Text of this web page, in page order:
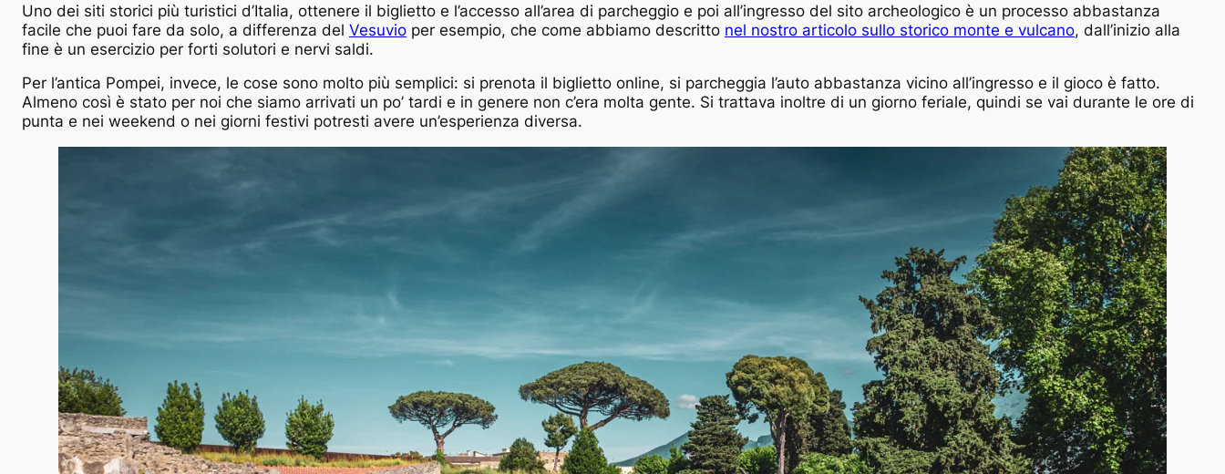
Uno dei siti storici più turistici d’Italia, ottenere il biglietto e l’accesso all’area di parcheggio e poi all’ingresso del sito archeologico è un processo abbastanza
facile che puoi fare da solo, a differenza del Vesuvio per esempio, che come abbiamo descritto nel nostro articolo sullo storico monte e vulcano, dall’inizio alla
fine è un esercizio per forti solutori e nervi saldi.
Per l’antica Pompei, invece, le cose sono molto più semplici: si prenota il biglietto online, si parcheggia l’auto abbastanza vicino all’ingresso e il gioco è fatto.
Almeno così è stato per noi che siamo arrivati un po’ tardi e in genere non c’era molta gente. Si trattava inoltre di un giorno feriale, quindi se vai durante le ore di
punta e nei weekend o nei giorni festivi potresti avere un’esperienza diversa.